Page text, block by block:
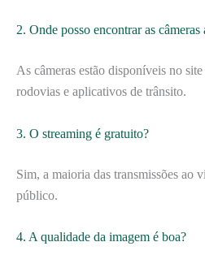
2. Onde posso encontrar as
As câmeras estão disponíveis no
rodovias e aplicativos de trânsito.
3. O streaming é gratuito?
Sim, a maioria das transmissões ao
público.
4. A qualidade da imagem é boa?